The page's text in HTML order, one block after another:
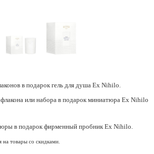
в подарок гель для душа Ex Nihilo.
или набора в подарок миниатюра Ex Nihilo
в подарок фирменный пробник Ex Nihilo.
на товары со скидками.